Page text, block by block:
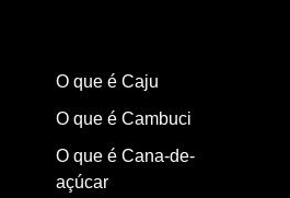
O que é Caju
O que é Cambuci
O que é Cana-de-
açúcar